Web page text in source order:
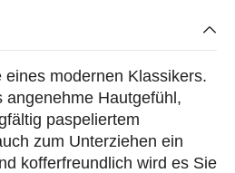
modernen Klassikers.
Hautgefühl,
paspeliertem
zum Unterziehen ein
kofferfreundlich wird es Sie